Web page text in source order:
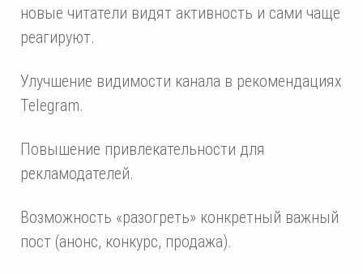
новые читатели видят активность и сами чаще
реагируют.
Улучшение видимости канала в рекомендациях
Telegram.
Повышение привлекательности для
рекламодателей.
Возможность «разогреть» конкретный важный
пост (анонс, конкурс, продажа).